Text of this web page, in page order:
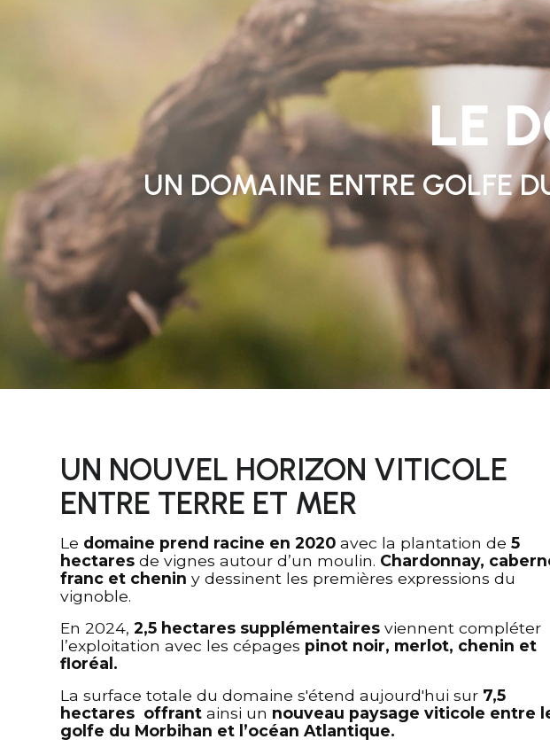
LE
UN DOMAINE ENTRE GOLFE
UN NOUVEL HORIZON VITICOLE
ENTRE TERRE ET MER
Le domaine prend racine en 2020 avec la plantation de 5
hectares de vignes autour d’un moulin. Chardonnay,
franc et chenin y dessinent les premières expressions du
vignoble.
En 2024, 2,5 hectares supplémentaires viennent compléter
l’exploitation avec les cépages pinot noir, merlot, chenin et
floréal.
La surface totale du domaine s'étend aujourd'hui sur 7,5
hectares offrant ainsi un nouveau paysage viticole entre
golfe du Morbihan et l’océan Atlantique.